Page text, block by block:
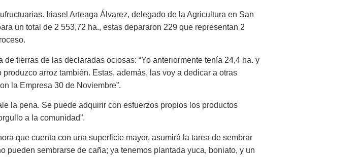
Iriasel Arteaga Álvarez, delegado de la Agricultura en San
un total de 2 553,72 ha., estas depararon 229 que representan 2
tierras de las declaradas ociosas: “Yo anteriormente tenía 24,4 ha. y
arroz también. Estas, además, las voy a dedicar a otras
la Empresa 30 de Noviembre”.
la pena. Se puede adquirir con esfuerzos propios los productos
a la comunidad”.
que cuenta con una superficie mayor, asumirá la tarea de sembrar
pueden sembrarse de caña; ya tenemos plantada yuca, boniato, y un